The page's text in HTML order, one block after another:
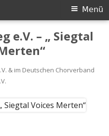
e.V. – „ Siegtal
& im Deutschen Chorverband
Menü